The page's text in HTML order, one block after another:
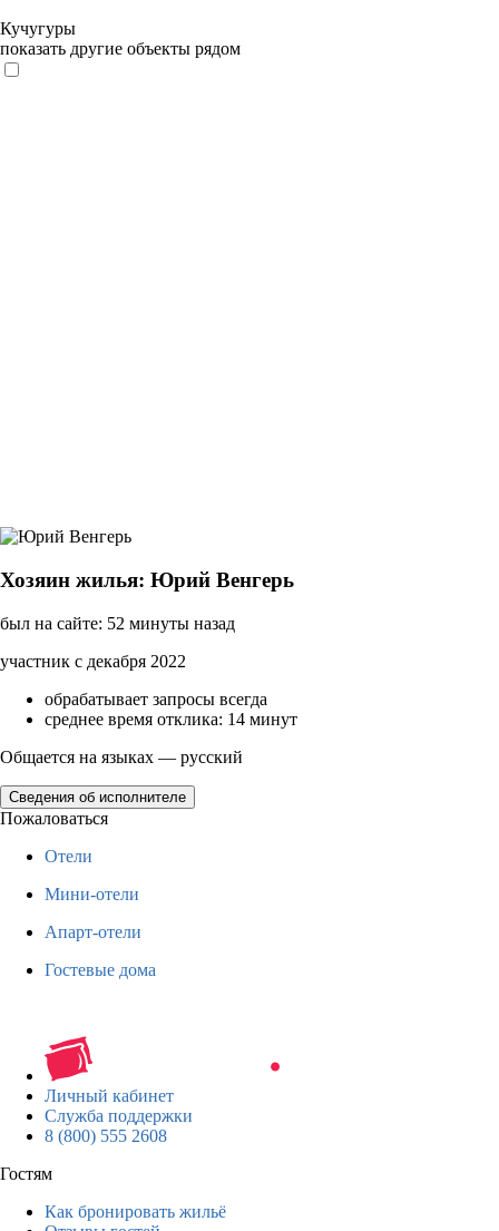
Кучугуры
показать другие объекты рядом
Хозяин жилья: Юрий Венгерь
был на сайте: 52 минуты назад
участник с декабря 2022
обрабатывает запросы всегда
среднее время отклика: 14 минут
Общается на языках — русский
Сведения об исполнителе
Пожаловаться
Отели
Мини-отели
Апарт-отели
Гостевые дома
Личный кабинет
Служба поддержки
8 (800) 555 2608
Гостям
Как бронировать жильё